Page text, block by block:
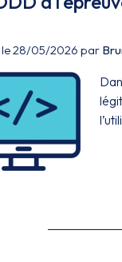
le 28/05/2026 par